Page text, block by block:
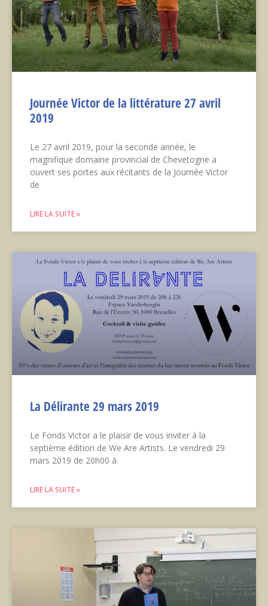
Journée Victor de la littérature 27 avril
2019
Le 27 avril 2019, pour la seconde année, le
magnifique domaine provincial de Chevetogne a
ouvert ses portes aux récitants de la Journée Victor
de
LIRE LA SUITE »
La Délirante 29 mars 2019
Le Fonds Victor a le plaisir de vous inviter à la
septième édition de We Are Artists. Le vendredi 29
mars 2019 de 20h00 à
LIRE LA SUITE »